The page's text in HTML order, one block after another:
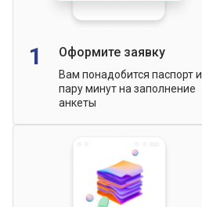
1 Оформите заявку
Вам понадобится паспорт и
пару минут на заполнение
анкеты